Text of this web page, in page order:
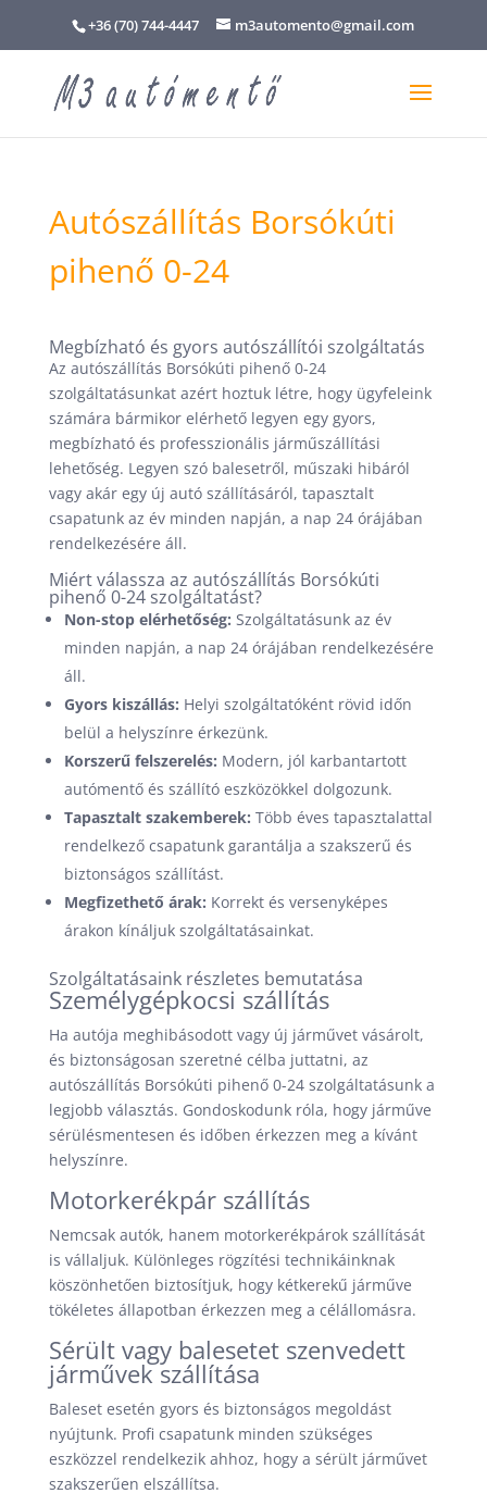
+36 (70) 744-4447 m3automento@gmail.com
Autószállítás Borsókúti
pihenő 0-24
Megbízható és gyors autószállítói szolgáltatás
Az autószállítás Borsókúti pihenő 0-24
szolgáltatásunkat azért hoztuk létre, hogy ügyfeleink
számára bármikor elérhető legyen egy gyors,
megbízható és professzionális járműszállítási
lehetőség. Legyen szó balesetről, műszaki hibáról
vagy akár egy új autó szállításáról, tapasztalt
csapatunk az év minden napján, a nap 24 órájában
rendelkezésére áll.
Miért válassza az autószállítás Borsókúti
pihenő 0-24 szolgáltatást?
Non-stop elérhetőség: Szolgáltatásunk az év
minden napján, a nap 24 órájában rendelkezésére
áll.
Gyors kiszállás: Helyi szolgáltatóként rövid időn
belül a helyszínre érkezünk.
Korszerű felszerelés: Modern, jól karbantartott
autómentő és szállító eszközökkel dolgozunk.
Tapasztalt szakemberek: Több éves tapasztalattal
rendelkező csapatunk garantálja a szakszerű és
biztonságos szállítást.
Megfizethető árak: Korrekt és versenyképes
árakon kínáljuk szolgáltatásainkat.
Szolgáltatásaink részletes bemutatása
Személygépkocsi szállítás
Ha autója meghibásodott vagy új járművet vásárolt,
és biztonságosan szeretné célba juttatni, az
autószállítás Borsókúti pihenő 0-24 szolgáltatásunk a
legjobb választás. Gondoskodunk róla, hogy járműve
sérülésmentesen és időben érkezzen meg a kívánt
helyszínre.
Motorkerékpár szállítás
Nemcsak autók, hanem motorkerékpárok szállítását
is vállaljuk. Különleges rögzítési technikáinknak
köszönhetően biztosítjuk, hogy kétkerekű járműve
tökéletes állapotban érkezzen meg a célállomásra.
Sérült vagy balesetet szenvedett
járművek szállítása
Baleset esetén gyors és biztonságos megoldást
nyújtunk. Profi csapatunk minden szükséges
eszközzel rendelkezik ahhoz, hogy a sérült járművet
szakszerűen elszállítsa.